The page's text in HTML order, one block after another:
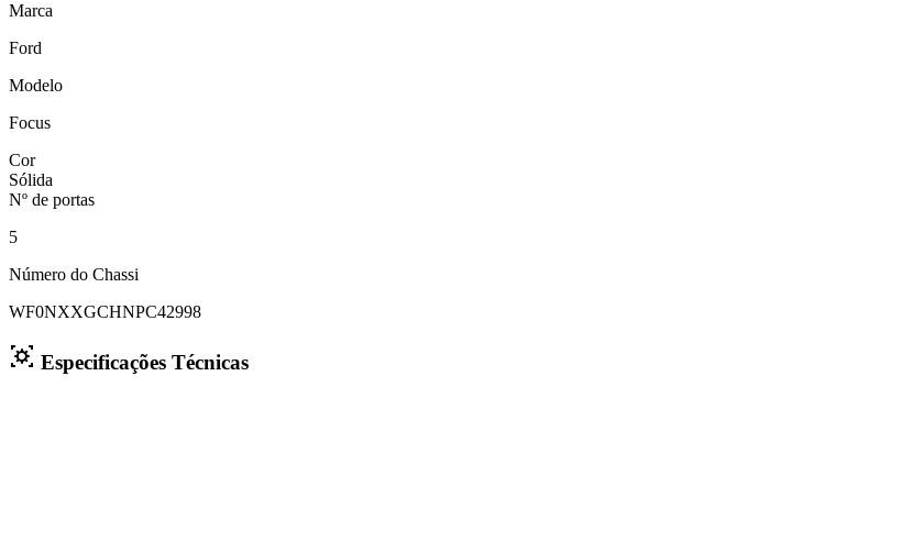
Marca
Ford
Modelo
Focus
Cor
Sólida
Nº de portas
5
Número do Chassi
WF0NXXGCHNPC42998
Especificações Técnicas